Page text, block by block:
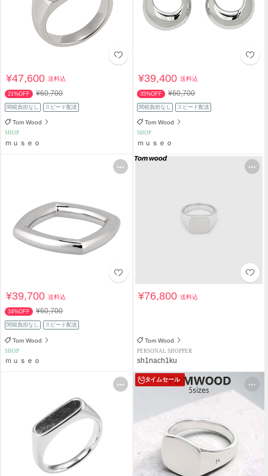
¥47,600送料込
21%OFF ¥60,700
関税負担なし スピード配送
Tom Wood
SHOP
ｍｕｓｅｏ
¥39,400送料込
35%OFF ¥60,700
関税負担なし スピード配送
Tom Wood
SHOP
ｍｕｓｅｏ
¥39,700送料込
34%OFF ¥60,700
関税負担なし スピード配送
Tom Wood
SHOP
ｍｕｓｅｏ
¥76,800送料込
Tom Wood
PERSONAL SHOPPER
sh1nach1ku
タイムセール